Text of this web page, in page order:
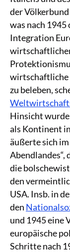
der
was nach
Integration
wirtschaftliche
zu beleben,
Hinsicht wurde
als Kontinent
äußerte sich im
Abendlandes“,
die
den
USA. Insb. in
den
und 1945 eine
europäische
Schritte nach